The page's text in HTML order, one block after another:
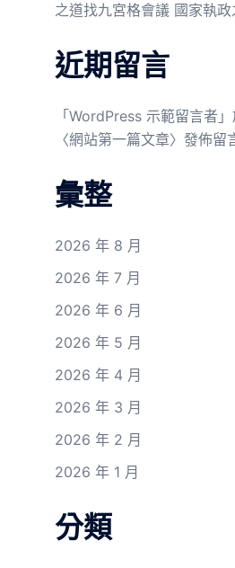
之道找九宮格會議 國家執政
近期留言
「 WordPress 示範留言者
〈網站第一篇文章〉發佈留
彙整
2026 年 8 月
2026 年 7 月
2026 年 6 月
2026 年 5 月
2026 年 4 月
2026 年 3 月
2026 年 2 月
2026 年 1 月
分類